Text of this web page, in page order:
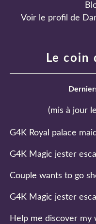
Voir le profil de
Le coin
(mis à jour
G4K Royal palace
G4K Magic jester
Couple wants to go
G4K Magic jester
Help me discover my